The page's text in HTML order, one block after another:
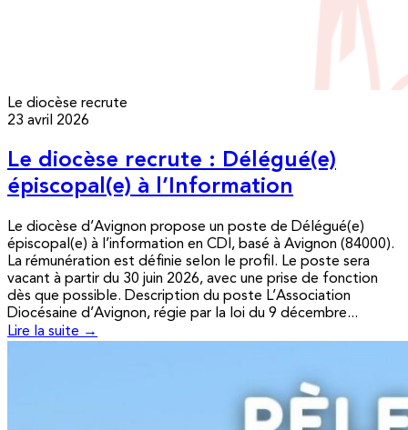
Le diocèse recrute
23 avril 2026
Le diocèse recrute : Délégué(e)
épiscopal(e) à l’Information
Le diocèse d’Avignon propose un poste de Délégué(e)
épiscopal(e) à l’information en CDI, basé à Avignon (84000).
La rémunération est définie selon le profil. Le poste sera
vacant à partir du 30 juin 2026, avec une prise de fonction
dès que possible. Description du poste L’Association
Diocésaine d’Avignon, régie par la loi du 9 décembre...
Lire la suite →